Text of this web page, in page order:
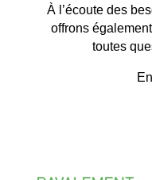
À l’écoute des
offrons
toutes